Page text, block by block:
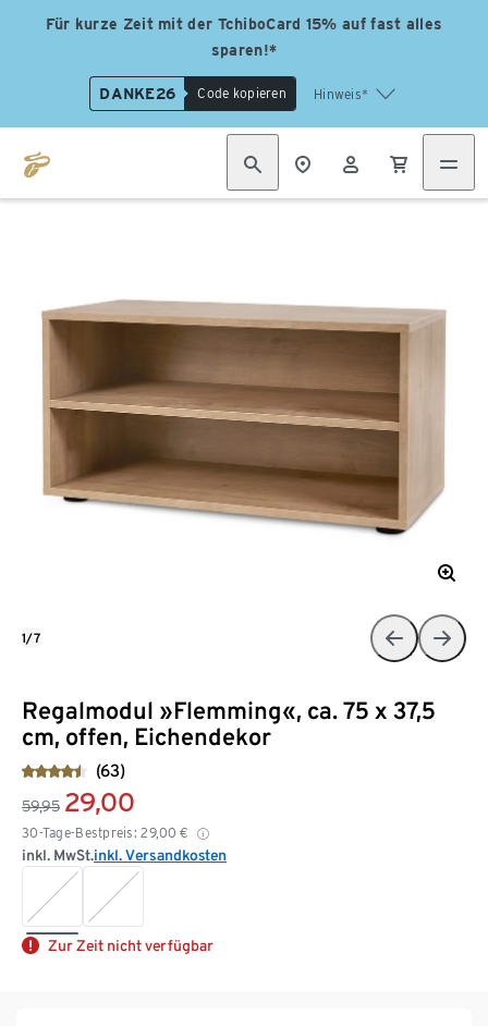
Für kurze Zeit mit der TchiboCard 15% auf fast alles
sparen!*
DANKE26 Code kopieren Hinweis*
Regalmodul »Flemming«, ca. 75 x 37,5
cm, offen, Eichendekor
(63)
59,95 29,00
30-Tage-Bestpreis: 29,00 €
inkl. MwSt.inkl. Versandkosten
Zur Zeit nicht verfügbar
1/7